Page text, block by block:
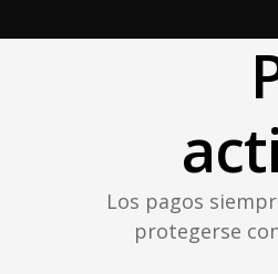
Los pagos
protegerse